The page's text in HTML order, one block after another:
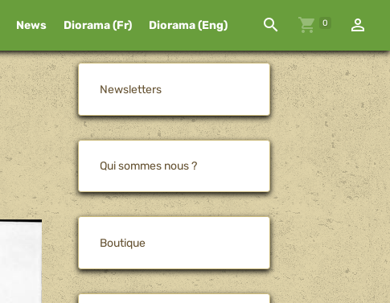
News Diorama (Fr) Diorama (Eng) 0
Newsletters
Qui sommes nous ?
Boutique